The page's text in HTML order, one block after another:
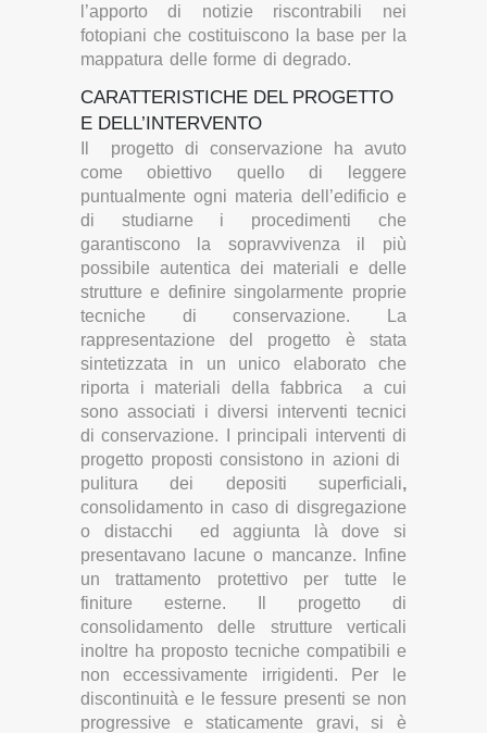
l’apporto di notizie riscontrabili nei
fotopiani che costituiscono la base per la
mappatura delle forme di degrado.
CARATTERISTICHE DEL PROGETTO
E DELL’INTERVENTO
Il progetto di conservazione ha avuto
come obiettivo quello di leggere
puntualmente ogni materia dell’edificio e
di studiarne i procedimenti che
garantiscono la sopravvivenza il più
possibile autentica dei materiali e delle
strutture e definire singolarmente proprie
tecniche di conservazione. La
rappresentazione del progetto è stata
sintetizzata in un unico elaborato che
riporta i materiali della fabbrica a cui
sono associati i diversi interventi tecnici
di conservazione. I principali interventi di
progetto proposti consistono in azioni di
pulitura dei depositi superficiali,
consolidamento in caso di disgregazione
o distacchi ed aggiunta là dove si
presentavano lacune o mancanze. Infine
un trattamento protettivo per tutte le
finiture esterne. Il progetto di
consolidamento delle strutture verticali
inoltre ha proposto tecniche compatibili e
non eccessivamente irrigidenti. Per le
discontinuità e le fessure presenti se non
progressive e staticamente gravi, si è